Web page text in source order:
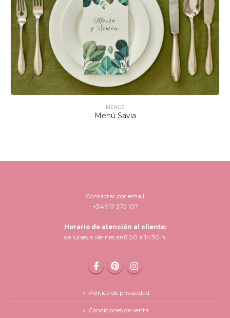
MENUS
Menú Savia
Contactar por email
+34 917 375 107
Horario de atención al cliente:
de lunes a viernes de 8:00 a 14:30 h.
Política de privacidad
Condiciones de venta